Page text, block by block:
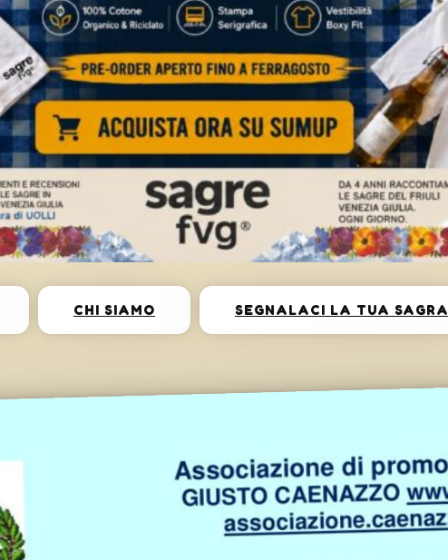
CHI SIAMO SEGNALACI LA TUA SAGRA